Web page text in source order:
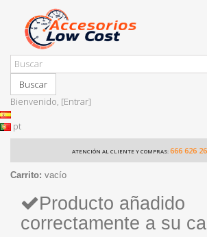
Buscar
Bienvenido, [Entrar]
pt
ATENCIÓN AL CLIENTE Y COMPRAS: 666 626
Carrito: vacío
Producto añadido
correctamente a su